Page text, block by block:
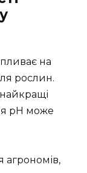
на
рослин.
рН може
агрономів,